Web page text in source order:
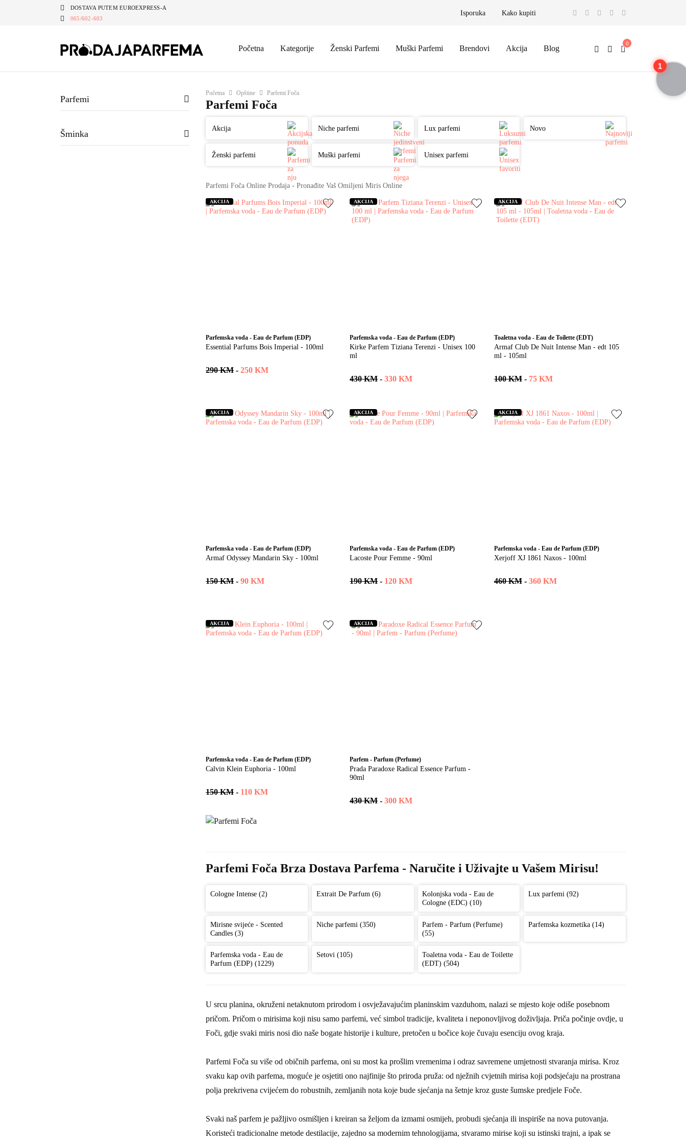
DOSTAVA PUTEM EUROEXPRESS-A
065/602-603
Isporuka Kako kupiti
Početna Kategorije Ženski Parfemi Muški Parfemi Brendovi Akcija Blog
Parfemi
Šminka
Početna Opštine Parfemi Foča
Parfemi Foča
Akcija Niche parfemi Lux parfemi Novo
Ženski parfemi Muški parfemi Unisex parfemi
Parfemi Foča Online Prodaja - Pronađite Vaš Omiljeni Miris Online
Parfemska voda - Eau de Parfum (EDP)
Essential Parfums Bois Imperial - 100ml
290 KM - 250 KM
AKCIJA
Parfemska voda - Eau de Parfum (EDP)
Kirke Parfem Tiziana Terenzi - Unisex 100
ml
430 KM-330 KM
AKCIJA
Toaletna voda - Eau de Toilette (EDT)
Armaf Club De Nuit Intense Man - edt 105
ml - 105ml
100 KM- 75 KM
AKCIJA
Parfemska voda - Eau de Parfum (EDP)
Armaf Odyssey Mandarin Sky - 100ml
150 KM - 90 KM
AKCIJA
Parfemska voda - Eau de Parfum (EDP)
Lacoste Pour Femme - 90ml
190 KM- 120 KM
AKCIJA
Parfemska voda - Eau de Parfum (EDP)
Xerjoff XJ 1861 Naxos - 100ml
460 KM- 360 KM
AKCIJA
Parfemska voda - Eau de Parfum (EDP)
Calvin Klein Euphoria - 100ml
150 KM - 110 KM
AKCIJA
Parfem - Parfum (Perfume)
Prada Paradoxe Radical Essence Parfum -
90ml
430 KM-300 KM
AKCIJA
Parfemi Foča Brza Dostava Parfema - Naručite i Uživajte u Vašem Mirisu!
Cologne Intense (2) Extrait De Parfum (6)
Kolonjska voda - Eau de
Cologne (EDC) (10)
Lux parfemi (92)
Mirisne svijeće - Scented
Candles (3)
Niche parfemi (350)
Parfem - Parfum (Perfume)
(55)
Parfemska kozmetika (14)
Parfemska voda - Eau de
Parfum (EDP) (1229)
Setovi (105)
Toaletna voda - Eau de Toilette
(EDT) (504)
U srcu planina, okruženi netaknutom prirodom i osvježavajućim planinskim vazduhom, nalazi se mjesto koje odiše posebnom
pričom. Pričom o mirisima koji nisu samo parfemi, već simbol tradicije, kvaliteta i neponovljivog doživljaja. Priča počinje ovdje, u
Foči, gdje svaki miris nosi dio naše bogate historije i kulture, pretočen u bočice koje čuvaju esenciju ovog kraja.
Parfemi Foča su više od običnih parfema, oni su most ka prošlim vremenima i odraz savremene umjetnosti stvaranja mirisa. Kroz
svaku kap ovih parfema, moguće je osjetiti ono najfinije što priroda pruža: od nježnih cvjetnih mirisa koji podsjećaju na prostrana
polja prekrivena cvijećem do robustnih, zemljanih nota koje bude sjećanja na šetnje kroz guste šumske predjele Foče.
Svaki naš parfem je pažljivo osmišljen i kreiran sa željom da izmami osmijeh, probudi sjećanja ili inspiriše na nova putovanja.
Koristeći tradicionalne metode destilacije, zajedno sa modernim tehnologijama, stvaramo mirise koji su istinski trajni, a ipak se
1